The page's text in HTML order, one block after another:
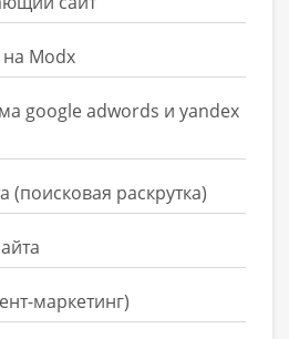
на Modx
google adwords и yandex
(поисковая раскрутка)
маркетинг)